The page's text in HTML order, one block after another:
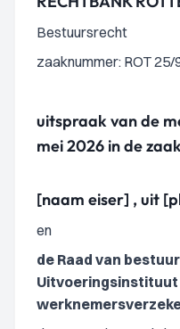
Bestuursrecht
zaaknummer: ROT 25/
uitspraak van de
mei 2026 in de
[naam eiser] , uit
en
de Raad van
Uitvoeringsinstituut